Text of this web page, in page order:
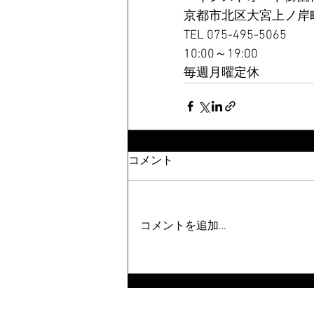
京都市北区大宮上ノ岸
TEL 075-495-5065
10:00～19:00
毎週月曜定休
コメント
コメントを追加…